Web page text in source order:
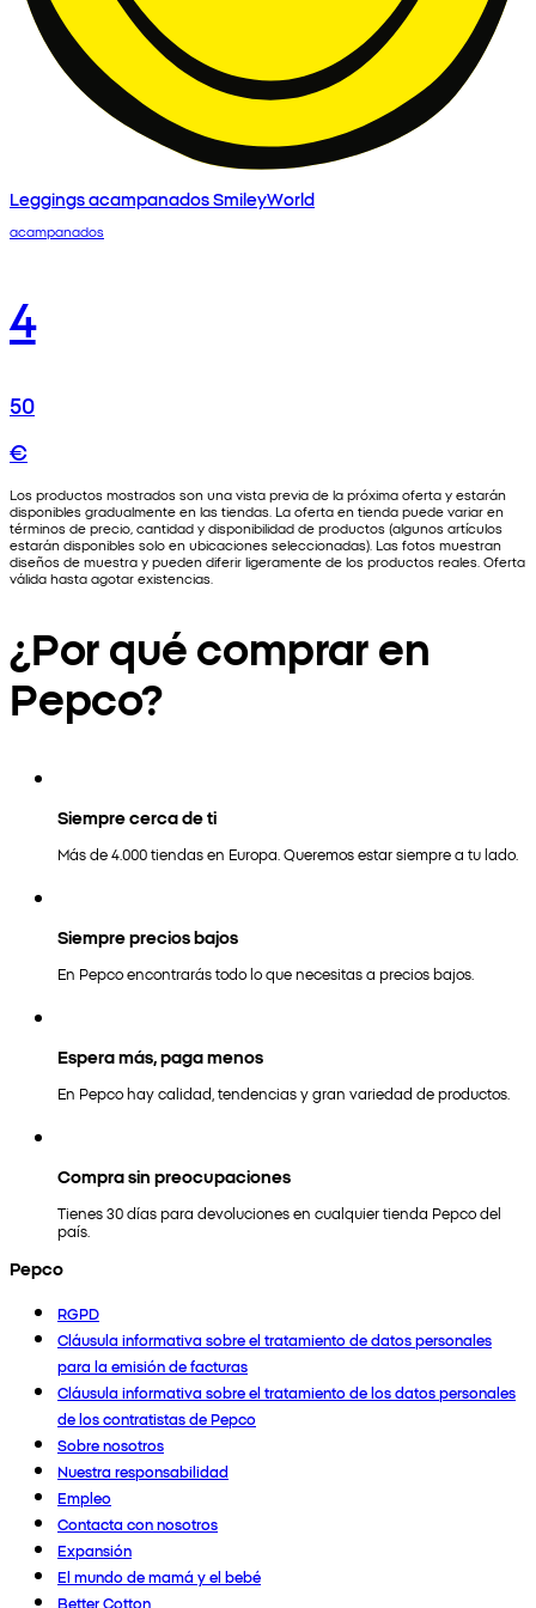
Leggings acampanados SmileyWorld
acampanados
4
50
€
Los productos mostrados son una vista previa de la próxima oferta y estarán
disponibles gradualmente en las tiendas. La oferta en tienda puede variar en
términos de precio, cantidad y disponibilidad de productos (algunos artículos
estarán disponibles solo en ubicaciones seleccionadas). Las fotos muestran
diseños de muestra y pueden diferir ligeramente de los productos reales. Oferta
válida hasta agotar existencias.
¿Por qué comprar en
Pepco?
Siempre cerca de ti
Más de 4.000 tiendas en Europa. Queremos estar siempre a tu lado.
Siempre precios bajos
En Pepco encontrarás todo lo que necesitas a precios bajos.
Espera más, paga menos
En Pepco hay calidad, tendencias y gran variedad de productos.
Compra sin preocupaciones
Tienes 30 días para devoluciones en cualquier tienda Pepco del
país.
Pepco
RGPD
Cláusula informativa sobre el tratamiento de datos personales
para la emisión de facturas
Cláusula informativa sobre el tratamiento de los datos personales
de los contratistas de Pepco
Sobre nosotros
Nuestra responsabilidad
Empleo
Contacta con nosotros
Expansión
El mundo de mamá y el bebé
Better Cotton